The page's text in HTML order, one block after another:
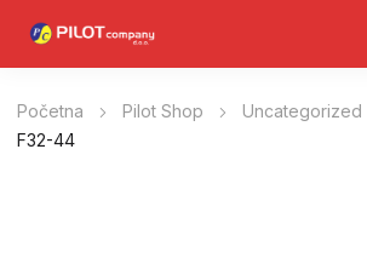
Početna Pilot Shop Uncategorized
F32-44